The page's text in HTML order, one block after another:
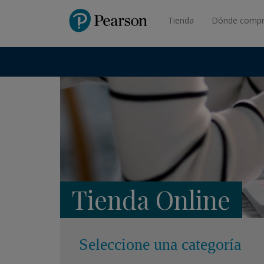
PearsonTienda Dónde
Tienda Online
Seleccione una categoría